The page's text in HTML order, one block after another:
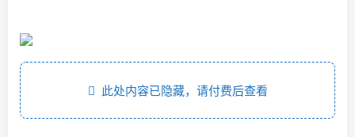
此处内容已隐藏，请付费后查看